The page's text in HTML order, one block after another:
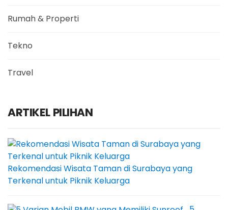
Rumah & Properti
Tekno
Travel
ARTIKEL PILIHAN
Rekomendasi Wisata Taman di Surabaya yang
Terkenal untuk Piknik Keluarga